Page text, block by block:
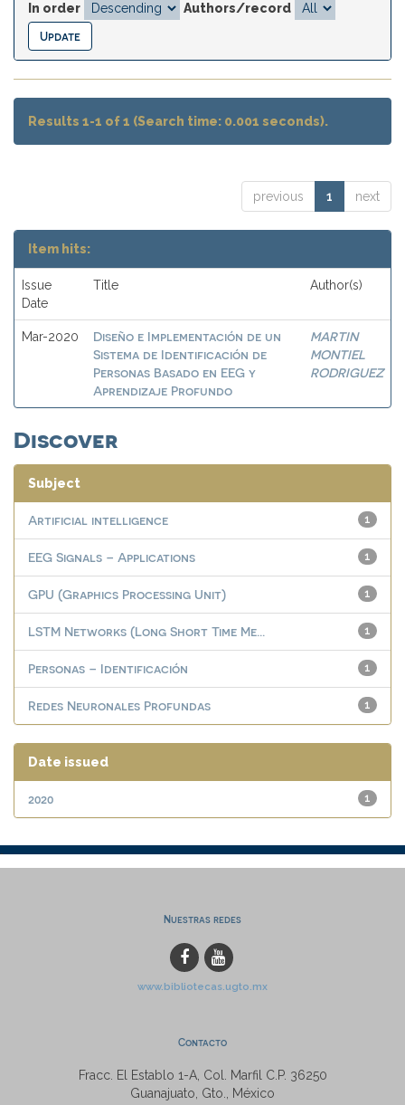
In order
Authors/record
Results 1-1 of 1 (Search time: 0.001 seconds).
previous 1 next
Item hits:
Issue
Date
Title Author(s)
Mar-2020
Diseño e Implementación de un
Sistema de Identificación de
Personas Basado en EEG y
Aprendizaje Profundo
MARTIN
MONTIEL
RODRIGUEZ
Discover
Subject
1
Artificial intelligence
1
EEG Signals – Applications
1
GPU (Graphics Processing Unit)
1
LSTM Networks (Long Short Time Me...
1
Personas – Identificación
1
Redes Neuronales Profundas
Date issued
1
2020
Nuestras redes
www.bibliotecas.ugto.mx
Contacto
Fracc. El Establo 1-A, Col. Marfil C.P. 36250
Guanajuato, Gto., México